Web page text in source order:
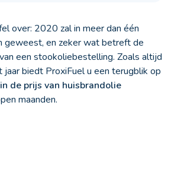
over: 2020 zal in meer dan één
geweest, en zeker wat betreft de
een stookoliebestelling. Zoals altijd
jaar biedt ProxiFuel u een terugblik op
de prijs van huisbrandolie
maanden.